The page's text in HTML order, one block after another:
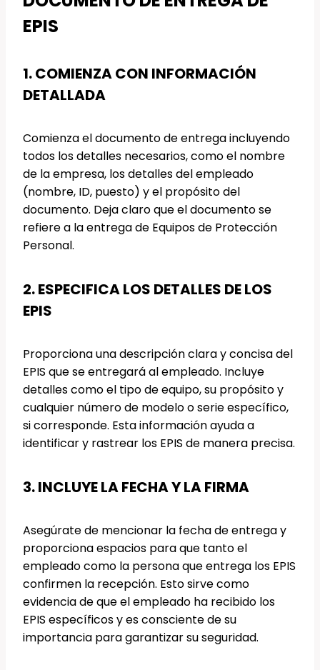
EPIS
1. COMIENZA CON INFORMACIÓN
DETALLADA
Comienza el documento de entrega incluyendo
todos los detalles necesarios, como el nombre
de la empresa, los detalles del empleado
(nombre, ID, puesto) y el propósito del
documento. Deja claro que el documento se
refiere a la entrega de Equipos de Protección
Personal.
2. ESPECIFICA LOS DETALLES DE LOS
EPIS
Proporciona una descripción clara y concisa del
EPIS que se entregará al empleado. Incluye
detalles como el tipo de equipo, su propósito y
cualquier número de modelo o serie específico,
si corresponde. Esta información ayuda a
identificar y rastrear los EPIS de manera precisa.
3. INCLUYE LA FECHA Y LA FIRMA
Asegúrate de mencionar la fecha de entrega y
proporciona espacios para que tanto el
empleado como la persona que entrega los EPIS
confirmen la recepción. Esto sirve como
evidencia de que el empleado ha recibido los
EPIS específicos y es consciente de su
importancia para garantizar su seguridad.